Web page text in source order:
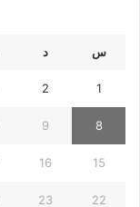
س د
1
2
8
9
15
16
22
23